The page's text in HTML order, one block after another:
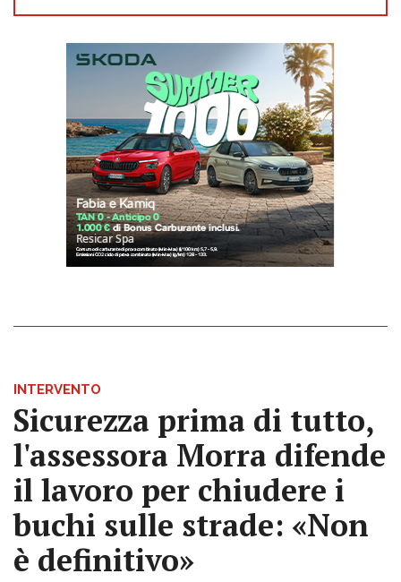
INTERVENTO
Sicurezza prima di tutto,
l'assessora Morra difende
il lavoro per chiudere i
buchi sulle strade: «Non
è definitivo»